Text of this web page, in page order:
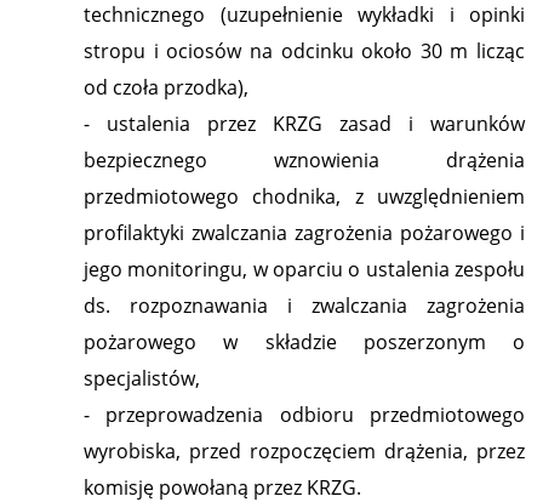
technicznego (uzupełnienie wykładki i opinki
stropu i ociosów na odcinku około 30 m licząc
od czoła przodka),
- ustalenia przez KRZG zasad i warunków
bezpiecznego wznowienia drążenia
przedmiotowego chodnika, z uwzględnieniem
profilaktyki zwalczania zagrożenia pożarowego i
jego monitoringu, w oparciu o ustalenia zespołu
ds. rozpoznawania i zwalczania zagrożenia
pożarowego w składzie poszerzonym o
specjalistów,
- przeprowadzenia odbioru przedmiotowego
wyrobiska, przed rozpoczęciem drążenia, przez
komisję powołaną przez KRZG.